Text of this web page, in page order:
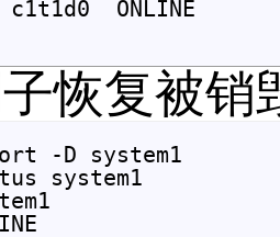
c1t1d0  ONLINE
恢复被销
-D system1
system1